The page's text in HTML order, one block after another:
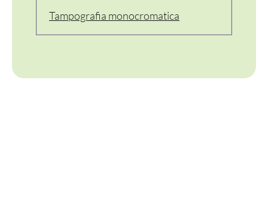
Tampografia monocromatica